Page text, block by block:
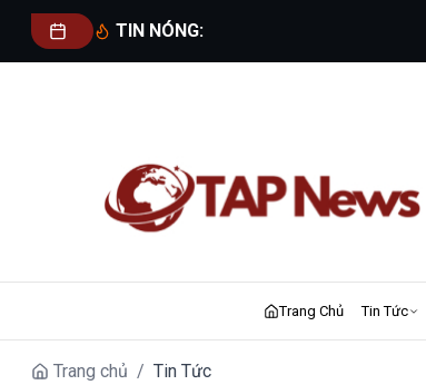
TIN NÓNG:
Trang Chủ Tin Tức
Trang chủ / Tin Tức